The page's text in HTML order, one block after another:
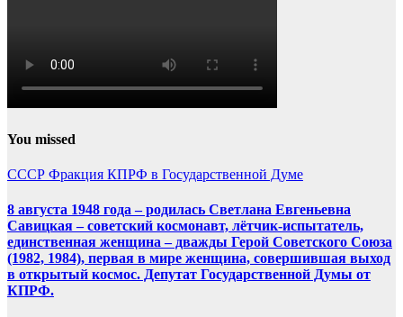
You missed
СССР Фракция КПРФ в Государственной Думе
8 августа 1948 года – родилась Светлана Евгеньевна
Савицкая – советский космонавт, лётчик-испытатель,
единственная женщина – дважды Герой Советского Союза
(1982, 1984), первая в мире женщина, совершившая выход
в открытый космос. Депутат Государственной Думы от
КПРФ.